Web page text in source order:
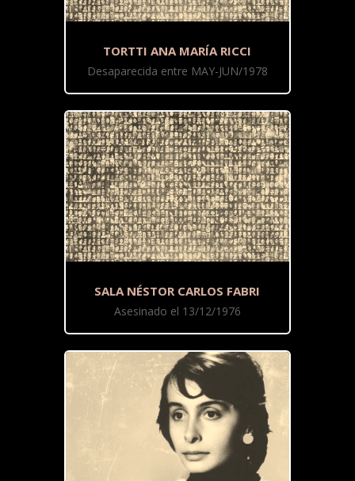
TORTTI ANA MARÍA RICCI
Desaparecida entre MAY-JUN/1978
SALA NÉSTOR CARLOS FABRI
Asesinado el 13/12/1976